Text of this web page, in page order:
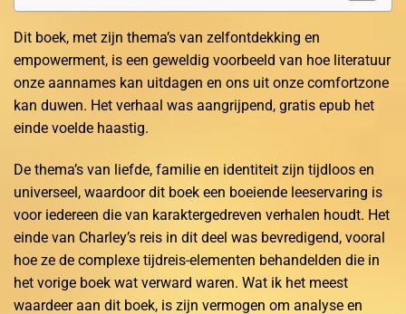
Dit boek, met zijn thema’s van zelfontdekking en
empowerment, is een geweldig voorbeeld van hoe literatuur
onze aannames kan uitdagen en ons uit onze comfortzone
kan duwen. Het verhaal was aangrijpend, gratis epub het
einde voelde haastig.
De thema’s van liefde, familie en identiteit zijn tijdloos en
universeel, waardoor dit boek een boeiende leeservaring is
voor iedereen die van karaktergedreven verhalen houdt. Het
einde van Charley’s reis in dit deel was bevredigend, vooral
hoe ze de complexe tijdreis-elementen behandelden die in
het vorige boek wat verward waren. Wat ik het meest
waardeer aan dit boek, is zijn vermogen om analyse en